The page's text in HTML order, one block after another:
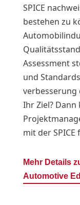
SPICE
bestehen zu
Assessment
und
verbesserung
Ihr Ziel?
mit der
Mehr Details
Automotive